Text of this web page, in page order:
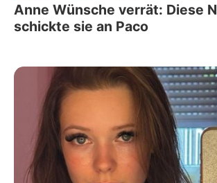
Anne Wünsche verrät: Diese
schickte sie an Paco